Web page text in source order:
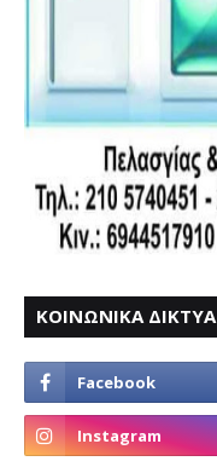
ΚΟΙΝΩΝΙΚΑ ΔΙΚΤΥΑ